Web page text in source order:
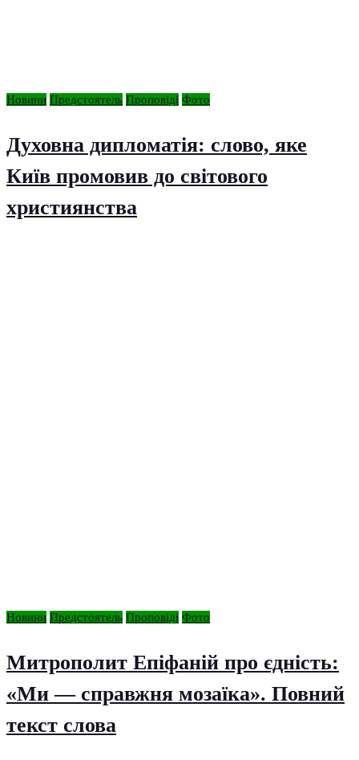
Новини Предстоятель Проповіді Фото
Духовна дипломатія: слово, яке
Київ промовив до світового
християнства
Новини Предстоятель Проповіді Фото
Митрополит Епіфаній про єдність:
«Ми — справжня мозаїка». Повний
текст слова